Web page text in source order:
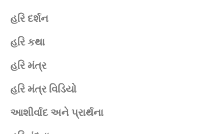
હરિ દર્શન
હરિ કથા
હરિ મંત્ર
હરિ મંત્ર વિડિયો
આશીર્વાદ અને પ્રાર્થના